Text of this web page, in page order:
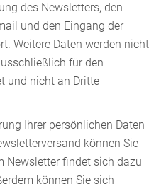
des Newsletters, den
und den Eingang der
Weitere Daten werden nicht
für den
und nicht an Dritte
Ihrer persönlichen Daten
können Sie
Newsletter findet sich dazu
können Sie sich